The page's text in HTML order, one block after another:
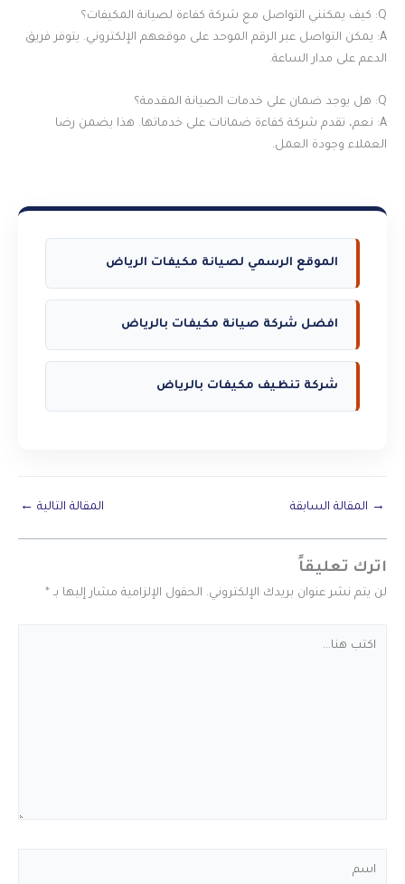
Q: كيف يمكنني التواصل مع شركة كفاءة لصيانة المكيفات؟
A: يمكن التواصل عبر الرقم الموحد على موقعهم الإلكتروني. يتوفر فريق
الدعم على مدار الساعة.
Q: هل يوجد ضمان على خدمات الصيانة المقدمة؟
A: نعم، تقدم شركة كفاءة ضمانات على خدماتها. هذا يضمن رضا
العملاء وجودة العمل.
الموقع الرسمي لصيانة مكيفات الرياض
افضل شركة صيانة مكيفات بالرياض
شركة تنظيف مكيفات بالرياض
→ المقالة السابقة المقالة التالية ←
اترك تعليقاً
لن يتم نشر عنوان بريدك الإلكتروني. الحقول الإلزامية مشار إليها بـ *